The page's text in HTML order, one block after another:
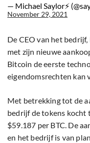
— Michael Saylor⚡️
November 29, 2021
De CEO van het
met zijn nieuwe
Bitcoin de eerste
eigendomsrechten kan
Met betrekking tot de
bedrijf de tokens kocht
$59.187 per BTC. De
en het bedrijf is van